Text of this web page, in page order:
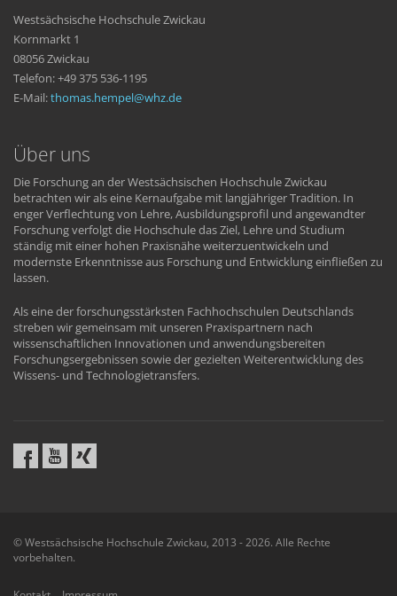
Westsächsische Hochschule Zwickau
Kornmarkt 1
08056 Zwickau
Telefon: +49 375 536-1195
E-Mail:thomas.hempel whzde
Über uns
Die Forschung an der Westsächsischen Hochschule Zwickau
betrachten wir als eine Kernaufgabe mit langjähriger Tradition. In
enger Verflechtung von Lehre, Ausbildungsprofil und angewandter
Forschung verfolgt die Hochschule das Ziel, Lehre und Studium
ständig mit einer hohen Praxisnähe weiterzuentwickeln und
modernste Erkenntnisse aus Forschung und Entwicklung einfließen zu
lassen.
Als eine der forschungsstärksten Fachhochschulen Deutschlands
streben wir gemeinsam mit unseren Praxispartnern nach
wissenschaftlichen Innovationen und anwendungsbereiten
Forschungsergebnissen sowie der gezielten Weiterentwicklung des
Wissens- und Technologietransfers.
© Westsächsische Hochschule Zwickau, 2013 - 2026. Alle Rechte
vorbehalten.